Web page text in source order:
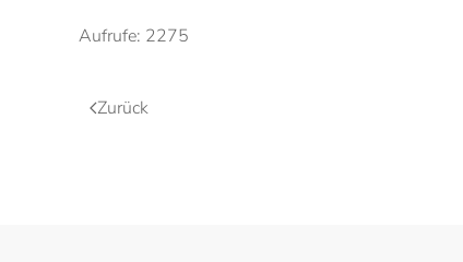
Aufrufe: 2275
Zurück